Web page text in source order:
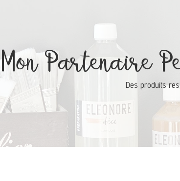
Mon Partenaire
Des produits